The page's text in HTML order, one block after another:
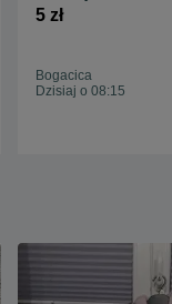
5 zł
Bogacica
Dzisiaj o 08:15